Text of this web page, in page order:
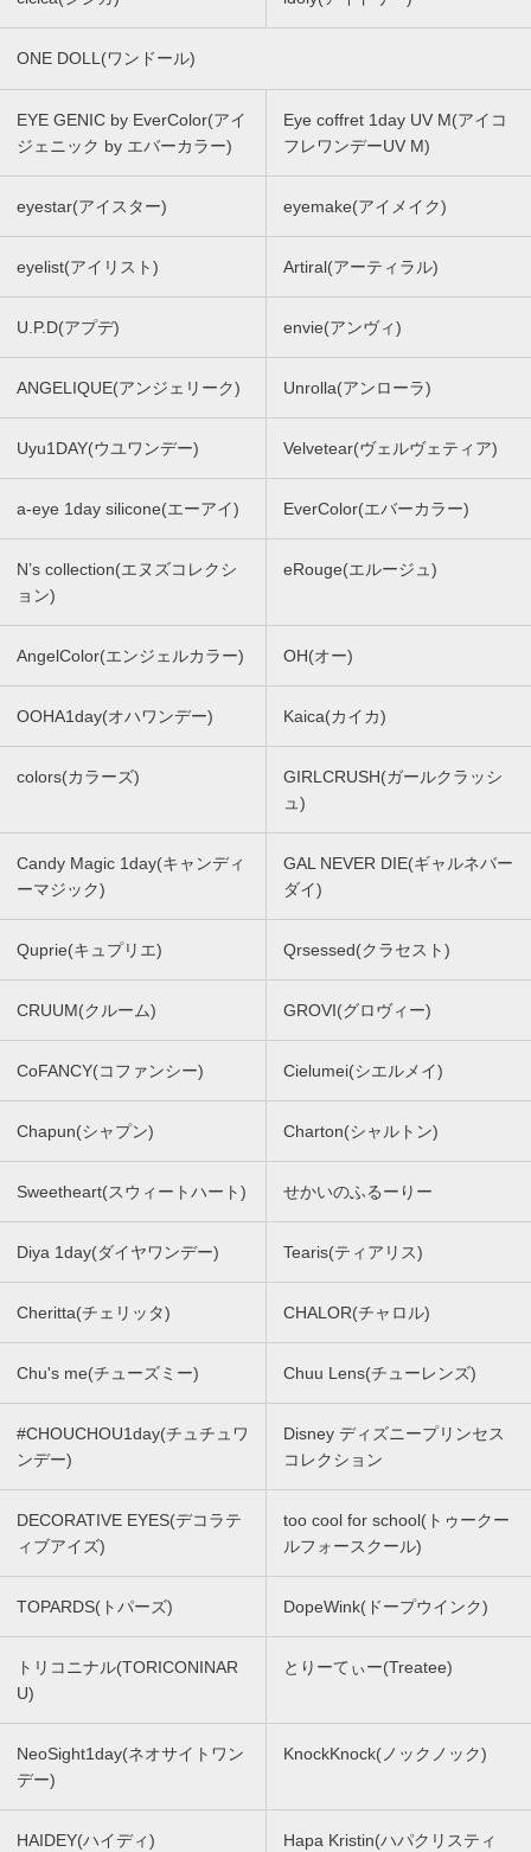
ONE DOLL(ワンドール)
EYE GENIC by EverColor(アイ
ジェニック by エバーカラー)
Eye coffret 1day UV M(アイコ
フレワンデーUV M)
eyestar(アイスター) eyemake(アイメイク)
eyelist(アイリスト) Artiral(アーティラル)
U.P.D(アプデ) envie(アンヴィ)
ANGELIQUE(アンジェリーク) Unrolla(アンローラ)
Uyu1DAY(ウユワンデー) Velvetear(ヴェルヴェティア)
a-eye 1day silicone(エーアイ) EverColor(エバーカラー)
N’s collection(エヌズコレクシ
ョン)
eRouge(エルージュ)
AngelColor(エンジェルカラー) OH(オー)
OOHA1day(オハワンデー) Kaica(カイカ)
colors(カラーズ)
GIRLCRUSH(ガールクラッシ
ュ)
Candy Magic 1day(キャンディ
ーマジック)
GAL NEVER DIE(ギャルネバー
ダイ)
Quprie(キュプリエ) Qrsessed(クラセスト)
CRUUM(クルーム) GROVI(グロヴィー)
CoFANCY(コファンシー) Cielumei(シエルメイ)
Chapun(シャプン) Charton(シャルトン)
Sweetheart(スウィートハート) せかいのふるーりー
Diya 1day(ダイヤワンデー) Tearis(ティアリス)
Cheritta(チェリッタ) CHALOR(チャロル)
Chu's me(チューズミー) Chuu Lens(チューレンズ)
#CHOUCHOU1day(チュチュワ
ンデー)
Disney ディズニープリンセス
コレクション
DECORATIVE EYES(デコラテ
ィブアイズ)
too cool for school(トゥークー
ルフォースクール)
TOPARDS(トパーズ) DopeWink(ドープウインク)
トリコニナル(TORICONINAR
U)
とりーてぃー(Treatee)
NeoSight1day(ネオサイトワン
デー)
KnockKnock(ノックノック)
HAIDEY(ハイディ)
Hapa Kristin(ハパクリスティ